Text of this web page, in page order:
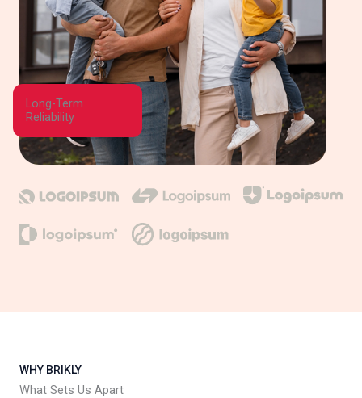
Long-Term
Reliability
WHY BRIKLY
What Sets Us Apart